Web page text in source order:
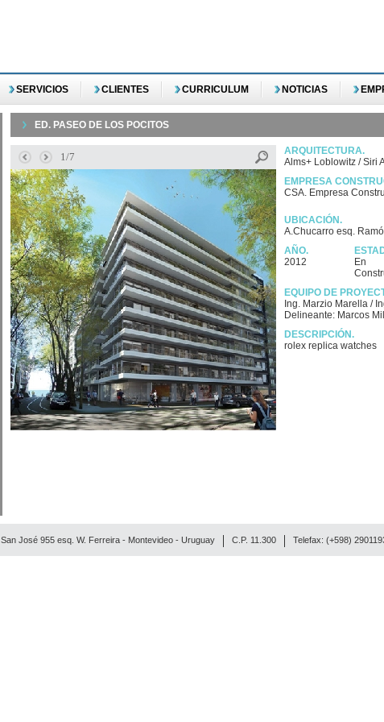
SERVICIOS CLIENTES CURRICULUM NOTICIAS
ED. PASEO DE LOS POCITOS
1/7
ARQUITECTURA.
Alms+ Loblowitz / Siri
EMPRESA
CSA. Empresa
UBICACIÓN.
A.Chucarro esq.
AÑO.
2012
En
EQUIPO DE
Ing. Marzio Marella /
Delineante: Marcos
DESCRIPCIÓN.
rolex replica watches
Telefax: (+598)
C.P. 11.300
San José 955 esq. W. Ferreira - Montevideo - Uruguay